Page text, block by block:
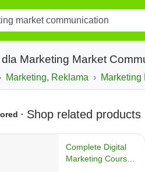
dla Marketing Market
Marketing, Reklama Marketing